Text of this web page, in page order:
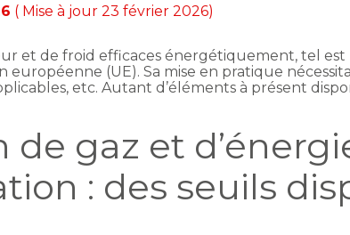
( Mise à jour 23 février 2026)
et de froid efficaces énergétiquement, tel
européenne (UE). Sa mise en pratique
etc. Autant d’éléments à présent
de gaz et
: des seuils